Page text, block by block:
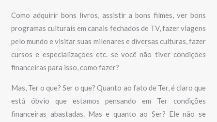
Como adquirir bons livros, assistir a bons filmes, ver bons
programas culturais em canais fechados de TV, fazer viagens
pelo mundo e visitar suas milenares e diversas culturas, fazer
cursos e especializações etc. se você não tiver condições
financeiras para isso, como fazer?
Mas, Ter o que? Ser o que? Quanto ao fato de Ter, é claro que
está óbvio que estamos pensando em Ter condições
financeiras abastadas. Mas e quanto ao Ser? Ele não se